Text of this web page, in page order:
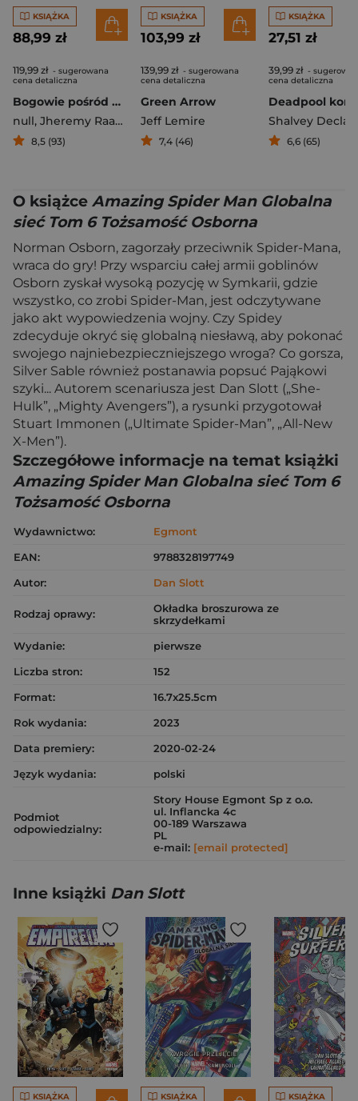
KSIĄŻKA
88,99 zł
119,99 zł - sugerowana
cena detaliczna
Bogowie pośród nas. Rok pierwszy. Injustice
null, Jheremy Raapack ,Miller Mike S. Taylor Tom
8,5 (93)
KSIĄŻKA
103,99 zł
139,99 zł - sugerowana
cena detaliczna
Green Arrow
Jeff Lemire
7,4 (46)
KSIĄŻKA
27,51 zł
39,99 zł -
cena detaliczna
Shalvey Declan
6,6 (65)
O książce Amazing Spider Man Globalna
sieć Tom 6 Tożsamość Osborna
Norman Osborn, zagorzały przeciwnik Spider-Mana,
wraca do gry! Przy wsparciu całej armii goblinów
Osborn zyskał wysoką pozycję w Symkarii, gdzie
wszystko, co zrobi Spider-Man, jest odczytywane
jako akt wypowiedzenia wojny. Czy Spidey
zdecyduje okryć się globalną niesławą, aby pokonać
swojego najniebezpieczniejszego wroga? Co gorsza,
Silver Sable również postanawia popsuć Pająkowi
szyki... Autorem scenariusza jest Dan Slott („She-
Hulk”, „Mighty Avengers”), a rysunki przygotował
Stuart Immonen („Ultimate Spider-Man”, „All-New
X-Men”).
Szczegółowe informacje na temat książki
Amazing Spider Man Globalna sieć Tom 6
Tożsamość Osborna
Wydawnictwo:
Egmont
EAN:
9788328197749
Autor:
Dan Slott
Rodzaj oprawy:
Okładka broszurowa ze
skrzydełkami
Wydanie:
pierwsze
Liczba stron:
152
Format:
16.7x25.5cm
Rok wydania:
2023
Data premiery:
2020-02-24
Język wydania:
polski
Podmiot
odpowiedzialny:
Story House Egmont Sp z o.o.
ul. Inflancka 4c
00-189 Warszawa
PL
e-mail: [email protected]
Inne książki Dan Slott
KSIĄŻKA KSIĄŻKA KSIĄŻKA